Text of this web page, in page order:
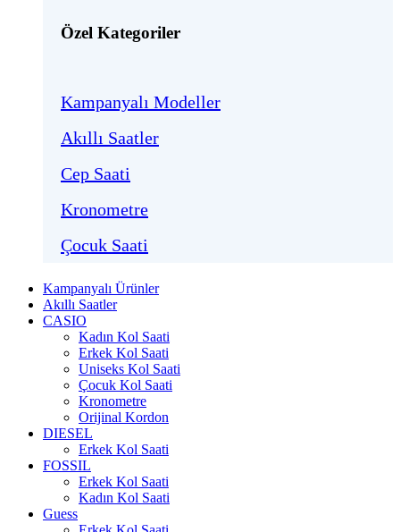
Özel Kategoriler
Kampanyalı Modeller
Akıllı Saatler
Cep Saati
Kronometre
Çocuk Saati
Kampanyalı Ürünler
Akıllı Saatler
CASIO
Kadın Kol Saati
Erkek Kol Saati
Uniseks Kol Saati
Çocuk Kol Saati
Kronometre
Orijinal Kordon
DIESEL
Erkek Kol Saati
FOSSIL
Erkek Kol Saati
Kadın Kol Saati
Guess